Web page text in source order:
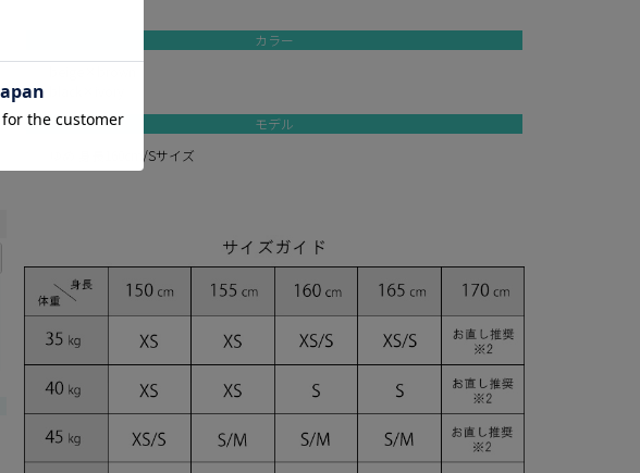
カラー
モデル
ゆめ 身長160cm/Sサイズ